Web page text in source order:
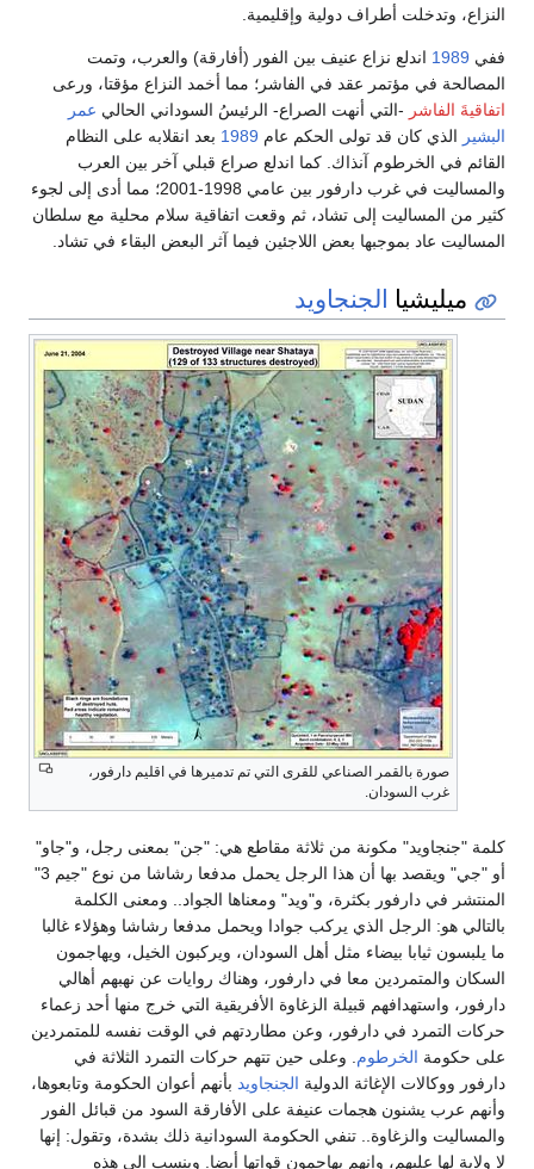
النزاع، وتدخلت أطراف دولية وإقليمية.
ففي 1989 اندلع نزاع عنيف بين الفور (أفارقة) والعرب، وتمت
المصالحة في مؤتمر عقد في الفاشر؛ مما أخمد النزاع مؤقتا، ورعى
اتفاقيةَ الفاشر -التي أنهت الصراع- الرئيسُ السوداني الحالي عمر
البشير الذي كان قد تولى الحكم عام 1989 بعد انقلابه على النظام
القائم في الخرطوم آنذاك. كما اندلع صراع قبلي آخر بين العرب
والمساليت في غرب دارفور بين عامي 1998-2001؛ مما أدى إلى لجوء
كثير من المساليت إلى تشاد، ثم وقعت اتفاقية سلام محلية مع سلطان
المساليت عاد بموجبها بعض اللاجئين فيما آثر البعض البقاء في تشاد.
ميليشيا الجنجاويد
صورة بالقمر الصناعي للقرى التي تم تدميرها في اقليم دارفور،
غرب السودان.
كلمة "جنجاويد" مكونة من ثلاثة مقاطع هي: "جن" بمعنى رجل، و"جاو"
أو "جي" ويقصد بها أن هذا الرجل يحمل مدفعا رشاشا من نوع "جيم 3"
المنتشر في دارفور بكثرة، و"ويد" ومعناها الجواد.. ومعنى الكلمة
بالتالي هو: الرجل الذي يركب جوادا ويحمل مدفعا رشاشا وهؤلاء غالبا
ما يلبسون ثيابا بيضاء مثل أهل السودان، ويركبون الخيل، ويهاجمون
السكان والمتمردين معا في دارفور، وهناك روايات عن نهبهم أهالي
دارفور، واستهدافهم قبيلة الزغاوة الأفريقية التي خرج منها أحد زعماء
حركات التمرد في دارفور، وعن مطاردتهم في الوقت نفسه للمتمردين
على حكومة الخرطوم . وعلى حين تتهم حركات التمرد الثلاثة في
دارفور ووكالات الإغاثة الدولية الجنجاويد بأنهم أعوان الحكومة وتابعوها،
وأنهم عرب يشنون هجمات عنيفة على الأفارقة السود من قبائل الفور
والمساليت والزغاوة.. تنفي الحكومة السودانية ذلك بشدة، وتقول: إنها
لا ولاية لها عليهم، وإنهم يهاجمون قواتها أيضا. وينسب إلى هذه